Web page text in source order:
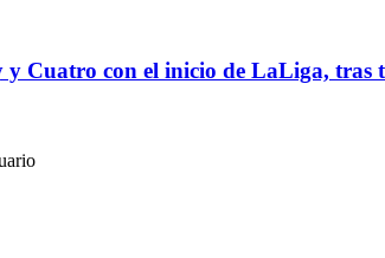
Cuatro con el inicio de LaLiga, tras